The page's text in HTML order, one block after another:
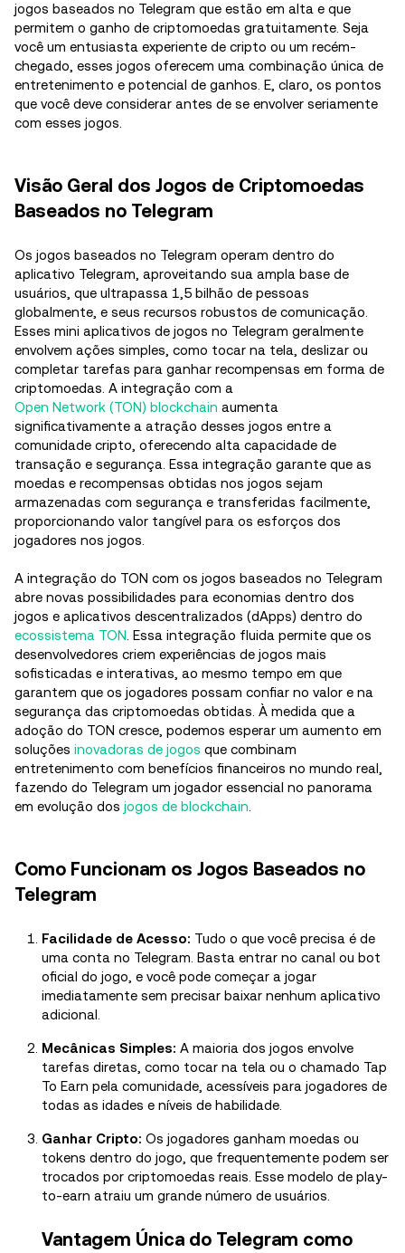
jogos baseados no Telegram que estão em alta e que
permitem o ganho de criptomoedas gratuitamente. Seja
você um entusiasta experiente de cripto ou um recém-
chegado, esses jogos oferecem uma combinação única de
entretenimento e potencial de ganhos. E, claro, os pontos
que você deve considerar antes de se envolver seriamente
com esses jogos.
Visão Geral dos Jogos de Criptomoedas
Baseados no Telegram
Os jogos baseados no Telegram operam dentro do
aplicativo Telegram, aproveitando sua ampla base de
usuários, que ultrapassa 1,5 bilhão de pessoas
globalmente, e seus recursos robustos de comunicação.
Esses mini aplicativos de jogos no Telegram geralmente
envolvem ações simples, como tocar na tela, deslizar ou
completar tarefas para ganhar recompensas em forma de
criptomoedas. A integração com a
Open Network (TON) blockchain aumenta
significativamente a atração desses jogos entre a
comunidade cripto, oferecendo alta capacidade de
transação e segurança. Essa integração garante que as
moedas e recompensas obtidas nos jogos sejam
armazenadas com segurança e transferidas facilmente,
proporcionando valor tangível para os esforços dos
jogadores nos jogos.
A integração do TON com os jogos baseados no Telegram
abre novas possibilidades para economias dentro dos
jogos e aplicativos descentralizados (dApps) dentro do
ecossistema TON . Essa integração fluida permite que os
desenvolvedores criem experiências de jogos mais
sofisticadas e interativas, ao mesmo tempo em que
garantem que os jogadores possam confiar no valor e na
segurança das criptomoedas obtidas. À medida que a
adoção do TON cresce, podemos esperar um aumento em
soluções inovadoras de jogos que combinam
entretenimento com benefícios financeiros no mundo real,
fazendo do Telegram um jogador essencial no panorama
em evolução dos jogos de blockchain
Como Funcionam os Jogos Baseados no
Telegram
Facilidade de Acesso: Tudo o que você precisa é de
uma conta no Telegram. Basta entrar no canal ou bot
oficial do jogo, e você pode começar a jogar
imediatamente sem precisar baixar nenhum aplicativo
adicional.
Mecânicas Simples: A maioria dos jogos envolve
tarefas diretas, como tocar na tela ou o chamado Tap
To Earn pela comunidade, acessíveis para jogadores de
todas as idades e níveis de habilidade.
Ganhar Cripto: Os jogadores ganham moedas ou
tokens dentro do jogo, que frequentemente podem ser
trocados por criptomoedas reais. Esse modelo de play-
to-earn atraiu um grande número de usuários.
Vantagem Única do Telegram como